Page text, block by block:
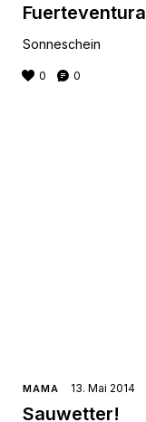
Fuerteventura
Sonneschein
0 0
MAMA 13. Mai 2014
Sauwetter!